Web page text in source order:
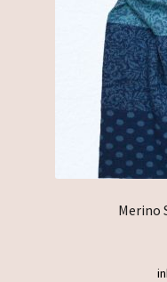
Merino